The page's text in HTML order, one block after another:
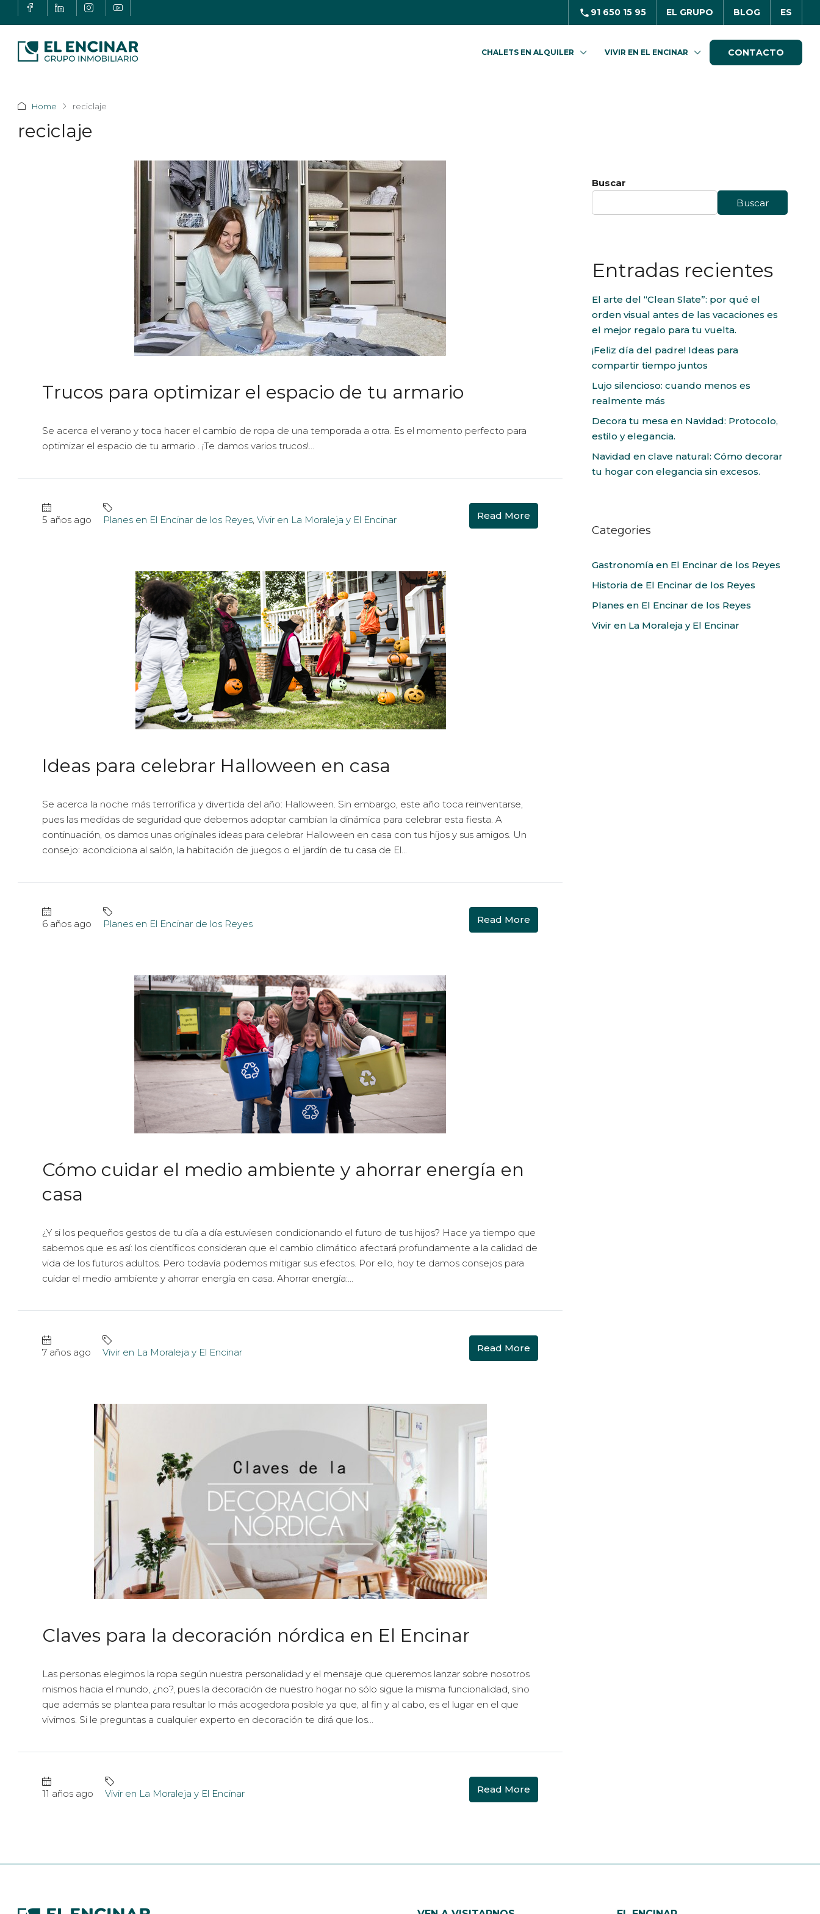
91 650 15 95 EL GRUPO BLOG ES
CHALETS EN ALQUILER VIVIR EN EL ENCINAR CONTACTO
Home reciclaje
reciclaje
Trucos para optimizar el espacio de tu armario
Se acerca el verano y toca hacer el cambio de ropa de una temporada a otra. Es el momento perfecto para
optimizar el espacio de tu armario . ¡Te damos varios trucos!...
5 años ago Planes en El Encinar de los Reyes, Vivir en La Moraleja y El Encinar Read More
Ideas para celebrar Halloween en casa
Se acerca la noche más terrorífica y divertida del año: Halloween. Sin embargo, este año toca reinventarse,
pues las medidas de seguridad que debemos adoptar cambian la dinámica para celebrar esta fiesta. A
continuación, os damos unas originales ideas para celebrar Halloween en casa con tus hijos y sus amigos. Un
consejo: acondiciona al salón, la habitación de juegos o el jardín de tu casa de El...
6 años ago Planes en El Encinar de los Reyes Read More
Cómo cuidar el medio ambiente y ahorrar energía en
casa
¿Y si los pequeños gestos de tu día a día estuviesen condicionando el futuro de tus hijos? Hace ya tiempo que
sabemos que es así: los científicos consideran que el cambio climático afectará profundamente a la calidad de
vida de los futuros adultos. Pero todavía podemos mitigar sus efectos. Por ello, hoy te damos consejos para
cuidar el medio ambiente y ahorrar energía en casa. Ahorrar energía:...
7 años ago Vivir en La Moraleja y El Encinar Read More
Claves para la decoración nórdica en El Encinar
Las personas elegimos la ropa según nuestra personalidad y el mensaje que queremos lanzar sobre nosotros
mismos hacia el mundo, ¿no?, pues la decoración de nuestro hogar no sólo sigue la misma funcionalidad, sino
que además se plantea para resultar lo más acogedora posible ya que, al fin y al cabo, es el lugar en el que
vivimos. Si le preguntas a cualquier experto en decoración te dirá que los...
11 años ago Vivir en La Moraleja y El Encinar Read More
Buscar
Buscar
Entradas recientes
El arte del “Clean Slate”: por qué el
orden visual antes de las vacaciones es
el mejor regalo para tu vuelta.
¡Feliz día del padre! Ideas para
compartir tiempo juntos
Lujo silencioso: cuando menos es
realmente más
Decora tu mesa en Navidad: Protocolo,
estilo y elegancia.
Navidad en clave natural: Cómo decorar
tu hogar con elegancia sin excesos.
Categories
Gastronomía en El Encinar de los Reyes
Historia de El Encinar de los Reyes
Planes en El Encinar de los Reyes
Vivir en La Moraleja y El Encinar